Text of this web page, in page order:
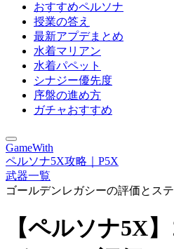
おすすめペルソナ
授業の答え
最新アプデまとめ
水着マリアン
水着パペット
シナジー優先度
序盤の進め方
ガチャおすすめ
GameWith
ペルソナ5X攻略｜P5X
武器一覧
ゴールデンレガシーの評価とス
【ペルソナ5X